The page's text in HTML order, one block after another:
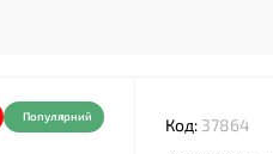
Популярний Код: 37864